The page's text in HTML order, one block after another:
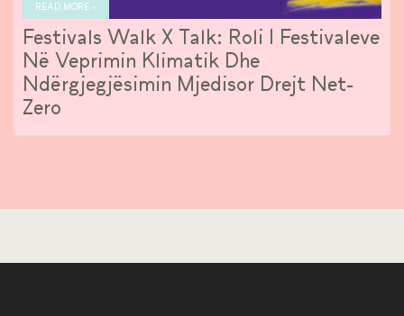
READ MORE »
Festivals Walk X Talk: Roli I Festivaleve
Në Veprimin Klimatik Dhe
Ndërgjegjësimin Mjedisor Drejt Net-
Zero